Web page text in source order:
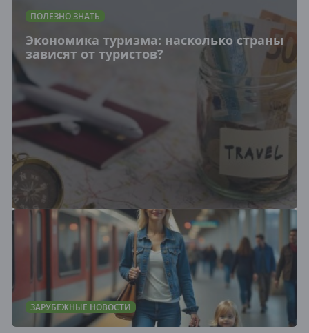
ПОЛЕЗНО ЗНАТЬ
Экономика туризма: насколько страны
зависят от туристов?
ЗАРУБЕЖНЫЕ НОВОСТИ